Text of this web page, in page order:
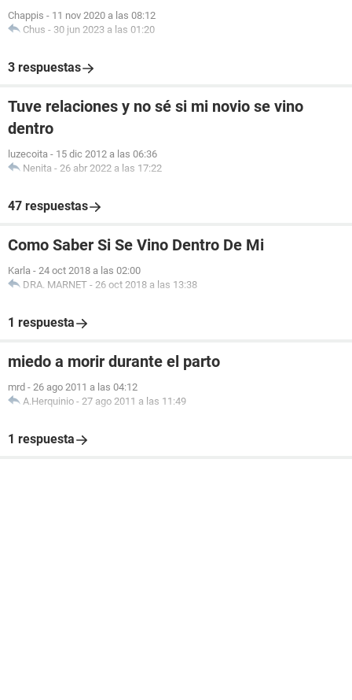
Chappis - 11 nov 2020 a las 08:12
Chus - 30 jun 2023 a las 01:20
3 respuestas
Tuve relaciones y no sé si mi novio se vino
dentro
luzecoita - 15 dic 2012 a las 06:36
Nenita - 26 abr 2022 a las 17:22
47 respuestas
Como Saber Si Se Vino Dentro De Mi
Karla - 24 oct 2018 a las 02:00
DRA. MARNET - 26 oct 2018 a las 13:38
1 respuesta
miedo a morir durante el parto
mrd - 26 ago 2011 a las 04:12
A.Herquinio - 27 ago 2011 a las 11:49
1 respuesta